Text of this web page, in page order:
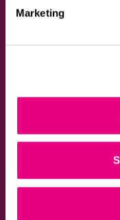
Marketing
Faillissementen
Expertises